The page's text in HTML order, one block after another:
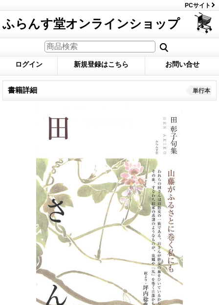
PCサイト
ふらんす堂オンラインショップ
ログイン 新規登録はこちら お問い合せ
書籍詳細 単行本